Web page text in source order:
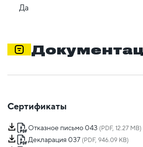
Да
Сертификаты
Отказное письмо 043 (PDF, 12.27 MB)
Декларация 037 (PDF, 946.09 KB)